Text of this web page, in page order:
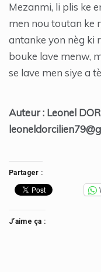
Mezanmi, li plis ke
men nou toutan ke
antanke yon nèg ki
bouke lave menw,
se lave men siye a
Auteur : Leonel
Partager :
J’aime ça :